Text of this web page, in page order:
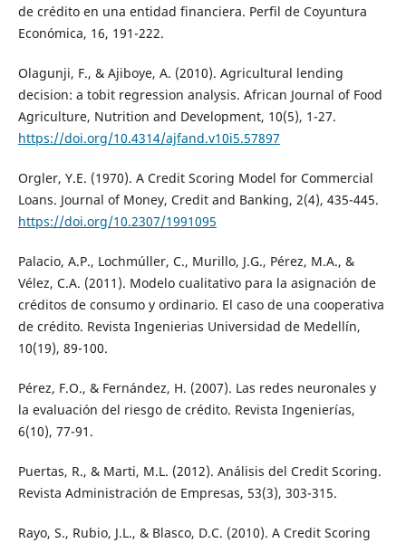
de crédito en una entidad financiera. Perfil de Coyuntura
Económica, 16, 191-222.
Olagunji, F., & Ajiboye, A. (2010). Agricultural lending
decision: a tobit regression analysis. African Journal of Food
Agriculture, Nutrition and Development, 10(5), 1-27.
https://doi.org/10.4314/ajfand.v10i5.57897
Orgler, Y.E. (1970). A Credit Scoring Model for Commercial
Loans. Journal of Money, Credit and Banking, 2(4), 435-445.
https://doi.org/10.2307/1991095
Palacio, A.P., Lochmúller, C., Murillo, J.G., Pérez, M.A., &
Vélez, C.A. (2011). Modelo cualitativo para la asignación de
créditos de consumo y ordinario. El caso de una cooperativa
de crédito. Revista Ingenierias Universidad de Medellín,
10(19), 89-100.
Pérez, F.O., & Fernández, H. (2007). Las redes neuronales y
la evaluación del riesgo de crédito. Revista Ingenierías,
6(10), 77-91.
Puertas, R., & Marti, M.L. (2012). Análisis del Credit Scoring.
Revista Administración de Empresas, 53(3), 303-315.
Rayo, S., Rubio, J.L., & Blasco, D.C. (2010). A Credit Scoring